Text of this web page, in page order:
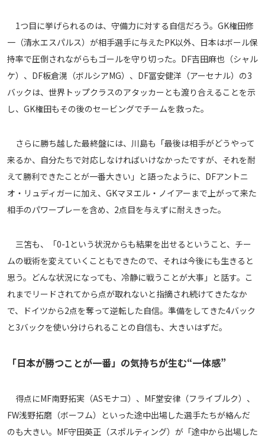
運営会社
ご利用にあたって
プライバシーポリシー
お問い合わせ
© AbemaTV. Inc. All Rights Reserved.
1つ目に挙げられるのは、守備力に対する自信だろう。GK権田修
一（清水エスパルス）が相手選手に与えたPK以外、日本はボール保
持率で圧倒されながらもゴールを守り切った。DF吉田麻也（シャル
ケ）、DF板倉滉（ボルシアMG）、DF冨安健洋（アーセナル）の3
バックは、世界トップクラスのアタッカーとも渡り合えることを示
し、GK権田もその後のセービングでチームを救った。
さらに勝ち越した最終盤には、川島も「最後は相手がどうやって
来るか、自分たちで対応しなければいけなかったですが、それを耐
えて勝利できたことが一番大きい」と語ったように、DFアントニ
オ・リュディガーに加え、GKマヌエル・ノイアーまで上がって来た
相手のパワープレーを含め、2点目を与えずに耐えきった。
三笘も、「0-1という状況からも結果を出せるということ、チー
ムの戦術を変えていくこともできたので、それは今後にも生きると
思う。どんな状況になっても、冷静に戦うことが大事」と話す。こ
れまでリードされてから点が取れないと指摘され続けてきたなか
で、ドイツから2点を奪って逆転した自信。準備をしてきた4バック
と3バックを使い分けられることの自信も、大きいはずだ。
「日本が勝つことが一番」の気持ちが生む“一体感”
得点にMF南野拓実（ASモナコ）、MF堂安律（フライブルク）、
FW浅野拓磨（ボーフム）といった途中出場した選手たちが絡んだ
のも大きい。MF守田英正（スポルティング）が「途中から出場した